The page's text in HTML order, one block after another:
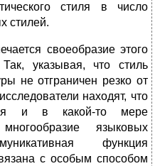
стиля в число
стилей.
своеобразие этого
указывая, что стиль
не отграничен резко от
находят, что
и в какой-то мере
языковых
функция
с особым способом